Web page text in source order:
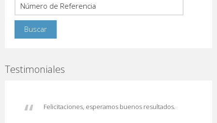
Testimoniales
Felicitaciones, esperamos buenos resultados.